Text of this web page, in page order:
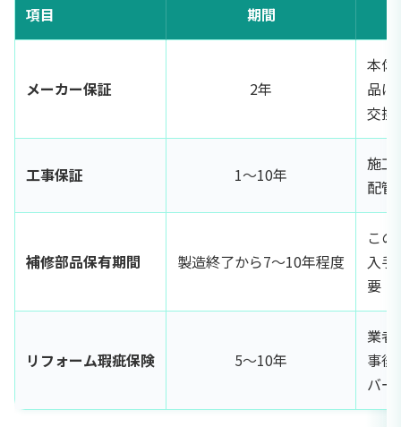
項目 期間
メーカー保証 2年
本体
品は
交換
工事保証 1〜10年
施工
配管
補修部品保有期間 製造終了から7〜10年程度
こ
入手
要
リフォーム瑕疵保険 5〜10年
業者
事後
バー